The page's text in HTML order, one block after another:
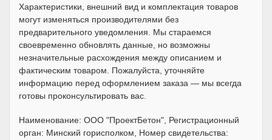
Характеристики, внешний вид и комплектация товаров
могут изменяться производителями без
предварительного уведомления. Мы стараемся
своевременно обновлять данные, но возможны
незначительные расхождения между описанием и
фактическим товаром. Пожалуйста, уточняйте
информацию перед оформлением заказа — мы всегда
готовы проконсультировать вас.
Наименование: ООО "ПроектБетон", Регистрационный
орган: Минский горисполком, Номер свидетельства: